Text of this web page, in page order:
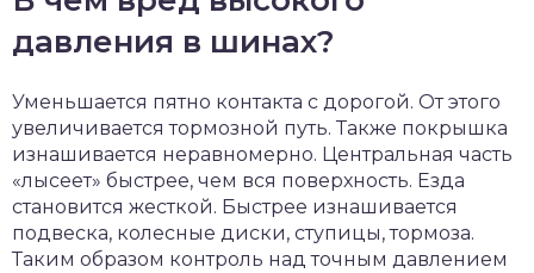
давления в шинах?
Уменьшается пятно контакта с дорогой. От этого
увеличивается тормозной путь. Также покрышка
изнашивается неравномерно. Центральная часть
«лысеет» быстрее, чем вся поверхность. Езда
становится жесткой. Быстрее изнашивается
подвеска, колесные диски, ступицы, тормоза.
Таким образом контроль над точным давлением